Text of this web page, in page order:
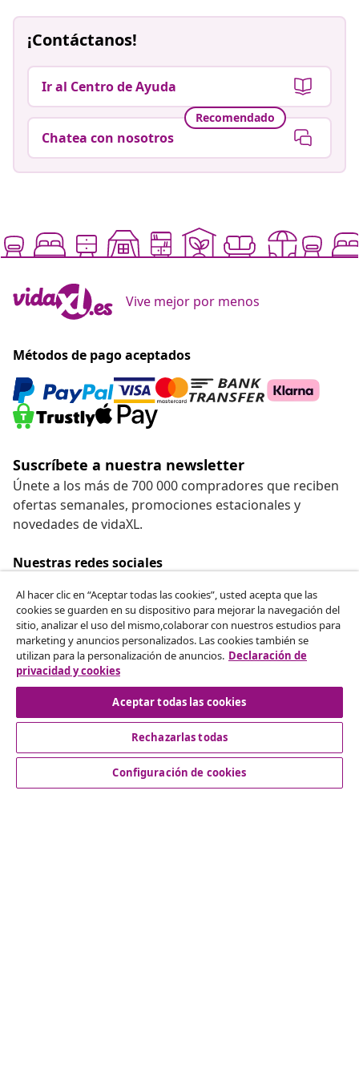
¡Contáctanos!
Ir al Centro de Ayuda
Recomendado
Chatea con nosotros
Vive mejor por menos
Métodos de pago aceptados
Suscríbete a nuestra newsletter
Únete a los más de 700 000 compradores que reciben
ofertas semanales, promociones estacionales y
novedades de vidaXL.
Nuestras redes sociales
Desistir del contrato
Solicita la cancelación de tu pedido.
Desistir del contrato
Servicio al Cliente
Al hacer clic en “Aceptar todas las cookies”, usted acepta que las
cookies se guarden en su dispositivo para mejorar la navegación del
sitio, analizar el uso del mismo,colaborar con nuestros estudios para
marketing y anuncios personalizados. Las cookies también se
utilizan para la personalización de anuncios. Declaración de
privacidad y cookies
Aceptar todas las cookies
Rechazarlas todas
Configuración de cookies